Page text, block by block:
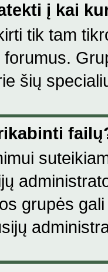
į kai
tik tam
šių
grupės